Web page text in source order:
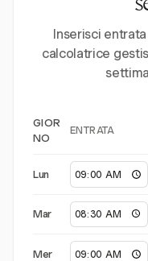
Inserisci
calcolatrice
GIOR
NO
ENTRATA
Lun
Mar
Mer